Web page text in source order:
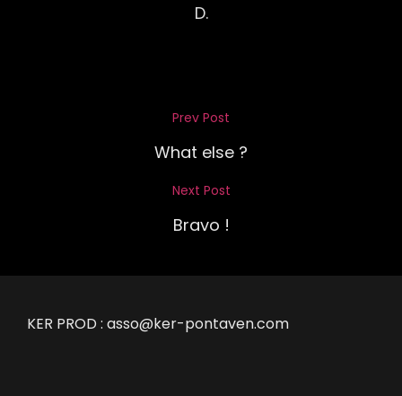
D.
Prev Post
What else ?
Next Post
Bravo !
KER PROD : asso@ker-pontaven.com